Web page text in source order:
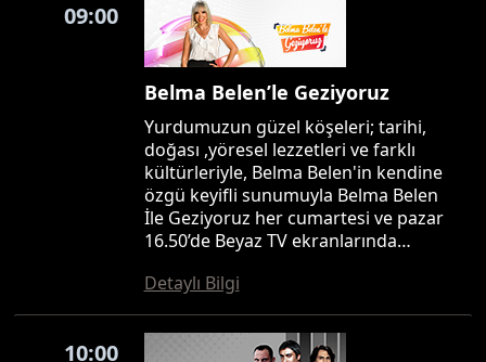
09:00
Belma Belen’le Geziyoruz
Yurdumuzun güzel köşeleri; tarihi,
doğası ,yöresel lezzetleri ve farklı
kültürleriyle, Belma Belen'in kendine
özgü keyifli sunumuyla Belma Belen
İle Geziyoruz her cumartesi ve pazar
16.50’de Beyaz TV ekranlarında…
Detaylı Bilgi
10:00